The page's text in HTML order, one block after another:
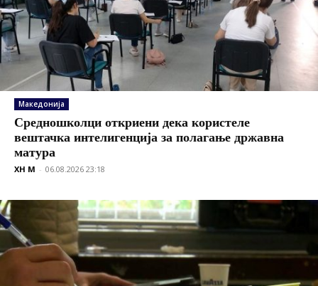
Македонија
Средношколци откриени дека користеле
вештачка интелигенција за полагање државна
матура
XH M - 06.08.2026 23:18